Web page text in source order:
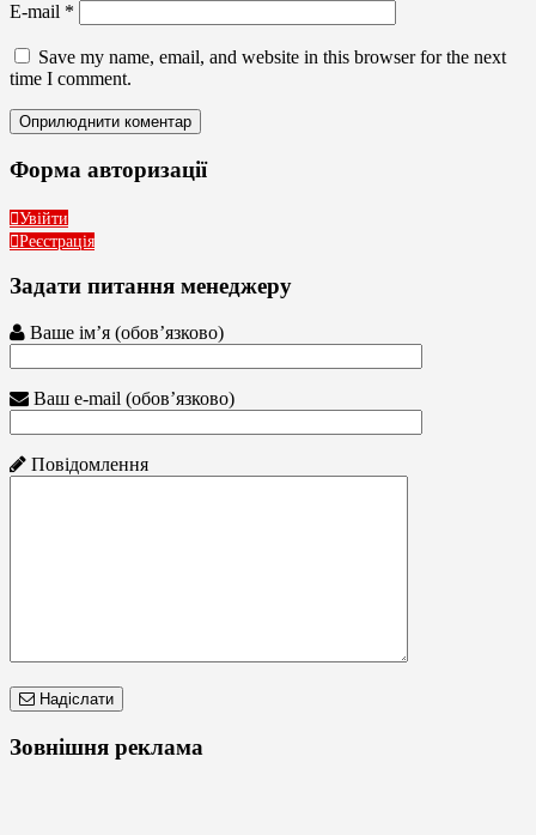
E-mail *
Save my name, email, and website in this browser for the next
time I comment.
Форма авторизації
Увійти
Реєстрація
Задати питання менеджеру
Ваше ім’я (обов’язково)
Ваш e-mail (обов’язково)
Повідомлення
Надіслати
Зовнішня реклама